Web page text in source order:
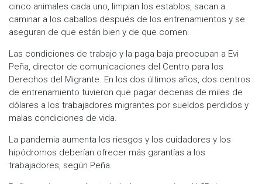
cinco animales cada uno, limpian los establos, sacan a
caminar a los caballos después de los entrenamientos y se
aseguran de que están bien y de que comen.
Las condiciones de trabajo y la paga baja preocupan a Evi
Peña, director de comunicaciones del Centro para los
Derechos del Migrante. En los dos últimos años, dos centros
de entrenamiento tuvieron que pagar decenas de miles de
dólares a los trabajadores migrantes por sueldos perdidos y
malas condiciones de vida.
La pandemia aumenta los riesgos y los cuidadores y los
hipódromos deberían ofrecer más garantías a los
trabajadores, según Peña.